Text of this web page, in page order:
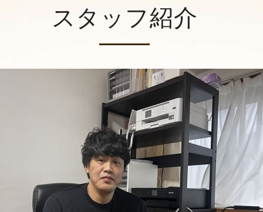
スタッフ紹介